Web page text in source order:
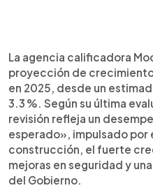
Escuchar artículo
El Salvador sorprendió
económico más sólido
La calificadora
proyección del PIB de
impulso del turismo, la
de las remesas y la
cifra supera las
FMI y Cepal, que
Moody’s prevé que el
aunque el país mantiene
La agencia calificadora
proyección de
en 2025, desde un
3.3 %. Según su última
revisión refleja un
esperado», impulsado por
construcción, el fuerte
mejoras en seguridad y
del Gobierno.